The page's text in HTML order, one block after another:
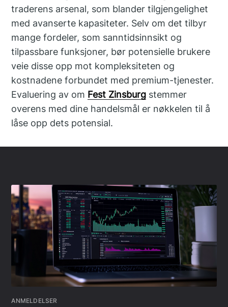
traderens arsenal, som blander tilgjengelighet
med avanserte kapasiteter. Selv om det tilbyr
mange fordeler, som sanntidsinnsikt og
tilpassbare funksjoner, bør potensielle brukere
veie disse opp mot kompleksiteten og
kostnadene forbundet med premium-tjenester.
Evaluering av om Fest Zinsburg stemmer
overens med dine handelsmål er nøkkelen til å
låse opp dets potensial.
ANMELDELSER